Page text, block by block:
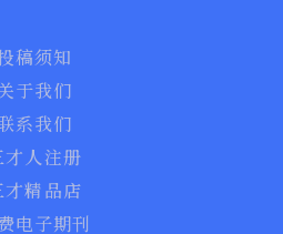
稿须知
于我们
系我们
才人注册
才精品店
电子期刊